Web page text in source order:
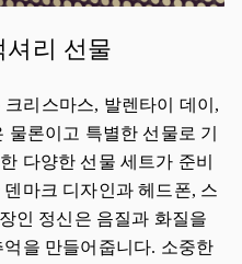
셔리 선물
크리스마스, 발렌타이 데이,
론이고 특별한 선물로 기
다양한 선물 세트가 준비
마크 디자인과 헤드폰, 스
인 정신은 음질과 화질을
을 만들어줍니다. 소중한